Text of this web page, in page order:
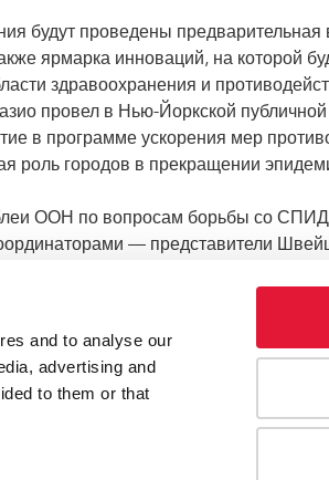
and to analyse our
advertising and
to them or that
будут проведены предварительная
ярмарка инноваций, на которой
здравоохранения и
провел в Нью-Йоркской публичной
в программе ускорения мер
роль городов в прекращении
ООН по вопросам борьбы со
— представители
декларация об искоренении